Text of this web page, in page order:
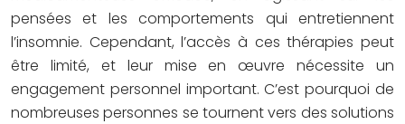
pensées et les comportements qui entretiennent
l’insomnie. Cependant, l’accès à ces thérapies peut
être limité, et leur mise en œuvre nécessite un
engagement personnel important. C’est pourquoi de
nombreuses personnes se tournent vers des solutions